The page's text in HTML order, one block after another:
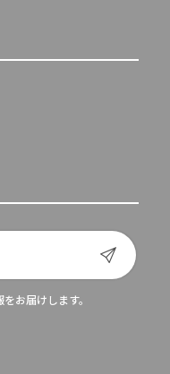
お届けします。